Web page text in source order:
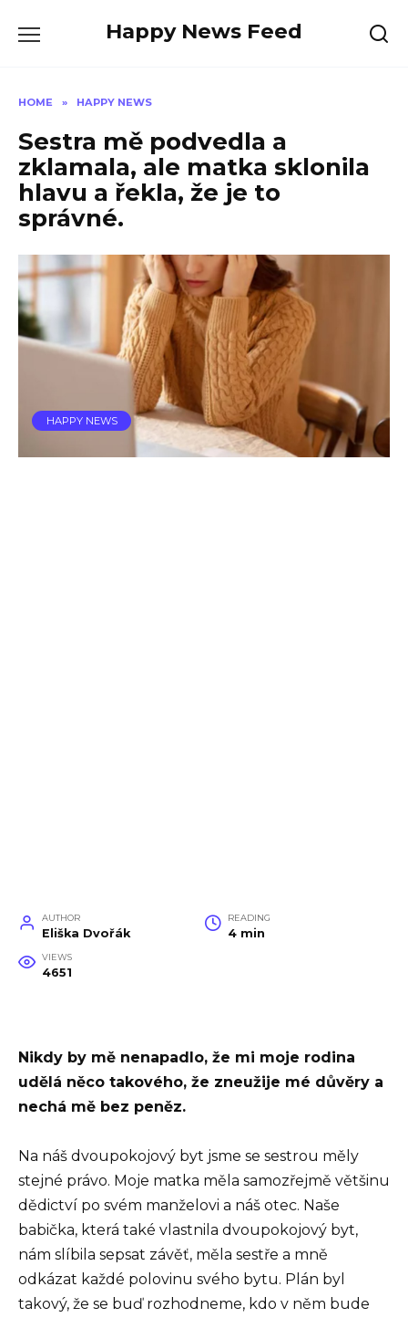
Happy News Feed
HOME » HAPPY NEWS
Sestra mě podvedla a
zklamala, ale matka sklonila
hlavu a řekla, že je to
správné.
HAPPY NEWS
AUTHOR
Eliška Dvořák
READING
4 min
VIEWS
4651
Nikdy by mě nenapadlo, že mi moje rodina
udělá něco takového, že zneužije mé důvěry a
nechá mě bez peněz.
Na náš dvoupokojový byt jsme se sestrou měly
stejné právo. Moje matka měla samozřejmě většinu
dědictví po svém manželovi a náš otec. Naše
babička, která také vlastnila dvoupokojový byt,
nám slíbila sepsat závěť, měla sestře a mně
odkázat každé polovinu svého bytu. Plán byl
takový, že se buď rozhodneme, kdo v něm bude